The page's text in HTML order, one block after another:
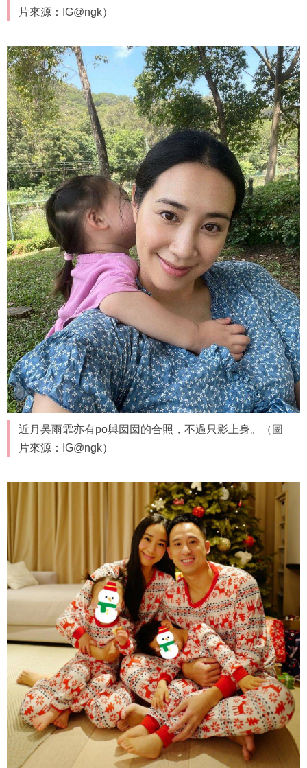
片來源：IG@ngk）
近月吳雨霏亦有po與囡囡的合照，不過只影上身。（圖
片來源：IG@ngk）